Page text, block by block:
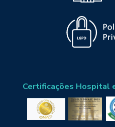
Certificações Hospital